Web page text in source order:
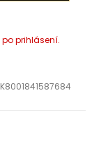
K8001841587684